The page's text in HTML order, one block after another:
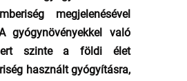
megjelenésével
gyógynövényekkel való
szinte a földi élet
használt gyógyításra,